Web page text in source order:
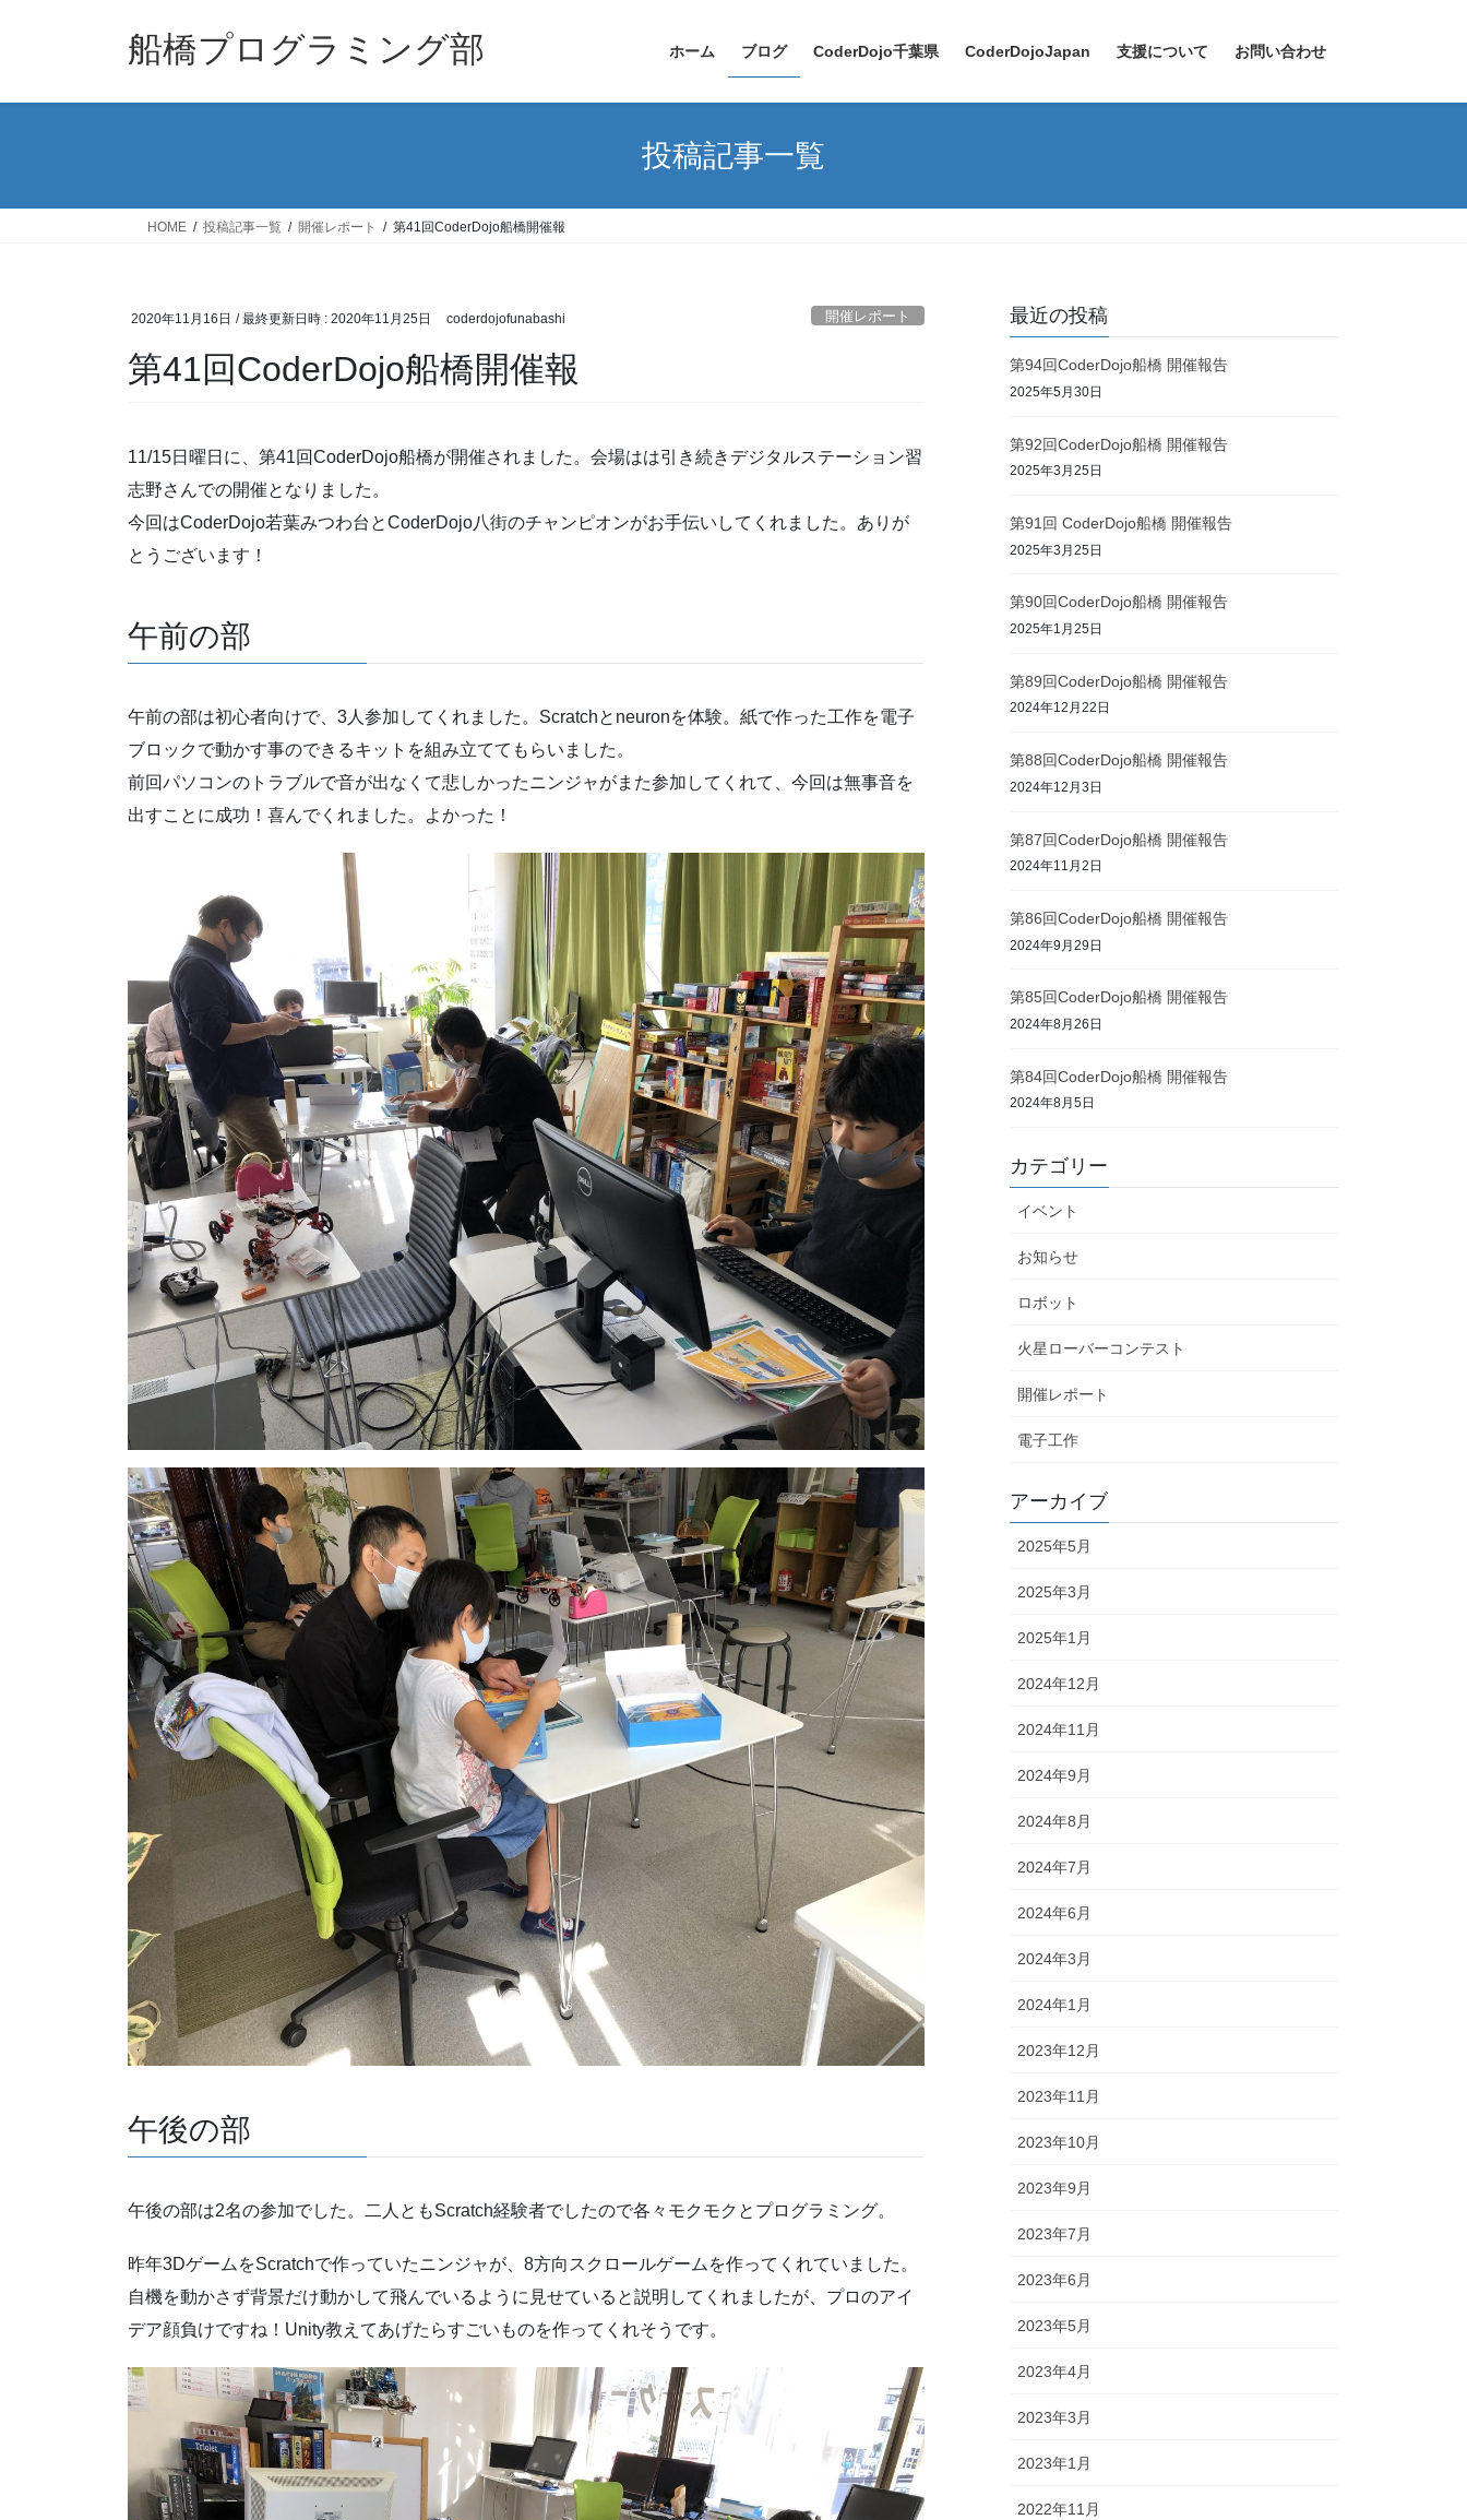
船橋プログラミング部 ホーム ブログ CoderDojo千葉県 CoderDojoJapan 支援について お問い合わせ
投稿記事一覧
HOME 投稿記事一覧 開催レポート 第41回CoderDojo船橋開催報
2020年11月16日 / 最終更新日時 : 2020年11月25日 coderdojofunabashi 開催レポート
第41回CoderDojo船橋開催報
11/15日曜日に、第41回CoderDojo船橋が開催されました。会場はは引き続きデジタルステーション習
志野さんでの開催となりました。
今回はCoderDojo若葉みつわ台とCoderDojo八街のチャンピオンがお手伝いしてくれました。ありが
とうございます！
午前の部
午前の部は初心者向けで、3人参加してくれました。Scratchとneuronを体験。紙で作った工作を電子
ブロックで動かす事のできるキットを組み立ててもらいました。
前回パソコンのトラブルで音が出なくて悲しかったニンジャがまた参加してくれて、今回は無事音を
出すことに成功！喜んでくれました。よかった！
午後の部
午後の部は2名の参加でした。二人ともScratch経験者でしたので各々モクモクとプログラミング。
昨年3DゲームをScratchで作っていたニンジャが、8方向スクロールゲームを作ってくれていました。
自機を動かさず背景だけ動かして飛んでいるように見せていると説明してくれましたが、プロのアイ
デア顔負けですね！Unity教えてあげたらすごいものを作ってくれそうです。
最近の投稿
第94回CoderDojo船橋 開催報告
2025年5月30日
第92回CoderDojo船橋 開催報告
2025年3月25日
第91回 CoderDojo船橋 開催報告
2025年3月25日
第90回CoderDojo船橋 開催報告
2025年1月25日
第89回CoderDojo船橋 開催報告
2024年12月22日
第88回CoderDojo船橋 開催報告
2024年12月3日
第87回CoderDojo船橋 開催報告
2024年11月2日
第86回CoderDojo船橋 開催報告
2024年9月29日
第85回CoderDojo船橋 開催報告
2024年8月26日
第84回CoderDojo船橋 開催報告
2024年8月5日
カテゴリー
イベント
お知らせ
ロボット
火星ローバーコンテスト
開催レポート
電子工作
アーカイブ
2025年5月
2025年3月
2025年1月
2024年12月
2024年11月
2024年9月
2024年8月
2024年7月
2024年6月
2024年3月
2024年1月
2023年12月
2023年11月
2023年10月
2023年9月
2023年7月
2023年6月
2023年5月
2023年4月
2023年3月
2023年1月
2022年11月